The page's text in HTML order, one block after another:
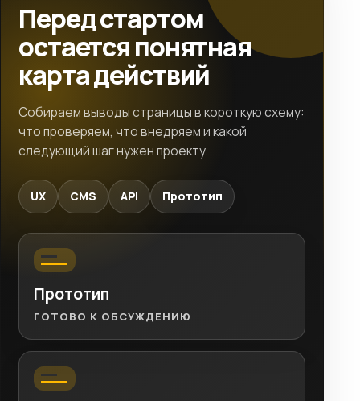
Перед стартом
остается понятная
карта действий
Собираем выводы страницы в короткую схему:
что проверяем, что внедряем и какой
следующий шаг нужен проекту.
UX CMS API Прототип
Прототип
ГОТОВО К ОБСУЖДЕНИЮ